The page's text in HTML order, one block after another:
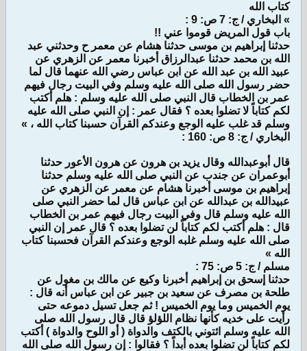
كتاب الله
» البخاري / ج: 7 ص: 9 :
باب قول المريض قوموا عني !!
حدثنا إبراهيم بن موسى حدثنا هشام عن معمر ح وحدثني عبد
الله بن محمد حدثنا عبدالرزاق أخبرنا معمر عن الزهري عن
عبيد الله بن عبد الله عن ابن عباس رضي الله عنهما قال لما
حضر رسول الله صلى الله عليه وسلم وفي البيت رجال فيهم
عمر بن الخطاب قال النبي صلى الله عليه وسلم : هلم أكتب
لكم كتاباً لا تضلوا بعده ؟ فقال عمر : إن النبي صلى الله عليه
وسلم قد غلب عليه الوجع وعندكم القرآن حسبنا كتاب الله ، »
البخاري / ج: 8 ص: 160 :
قال أبوعبدالله وقال يزيد بن هرون عن هرون الأعور حدثنا
أبوعمران عن جندب عن النبي صلى الله عليه وسلم حدثنا
إبراهيم بن موسى أخبرنا هشام عن معمر عن الزهري عن
عبيدالله بن عبدالله عن ابن عباس قال لما حضر النبي صلى
الله عليه وسلم قال وفي البيت رجال فيهم عمر بن الخطاب
قال : هلم أكتب لكم كتاباً لن تضلوا بعده ؟ قال عمر إن النبي
صلى الله عليه وسلم غلبه الوجع وعندكم القرآن فحسبنا كتاب
الله »
مسلم / ج: 5 ص: 75 :
حدثنا إسحق بن إبراهيم أخبرنا وكيع عن مالك بن مغول عن
طلحة بن مصرف عن سعيد بن جبير عن ابن عباس أنه قال :
يوم الخميس وما يوم الخميس ! ثم جعل تسيل دموعه حتى
رأيت على خديه كأنها نظام اللؤلؤ قال قال رسول الله صلى
الله عليه وسلم ائتوني بالكتف والدواة ( أو اللوح والدواة ) أكتب
لكم كتاباً لن تضلوا بعده أبداً ؟ فقالوا : إن رسول الله صلى الله